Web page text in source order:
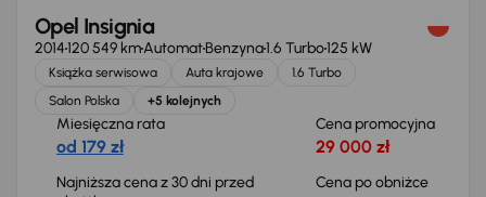
Opel Insignia
2014120 549 kmAutomatBenzyna1.6 Turbo125 kW
Książka serwisowa Auta krajowe
1.6 Turbo
Salon Polska
+5 kolejnych
Miesięczna rata
od 179 zł
Cena promocyjna
29 000 zł
Najniższa cena z 30 dni przed
Cena po obniżce